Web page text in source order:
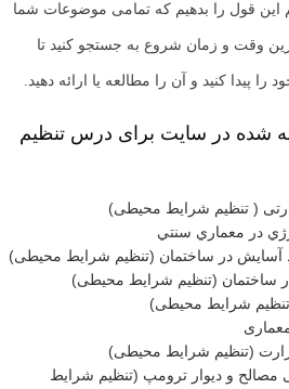
این قول را بدهیم که تمامی موضوعات شما
وقت و زمان شروع به جستجو کنید تا
پیدا کنید و آن را مطالعه یا ارائه دهید.
شده در سایت برای درس تنظیم
( تنظیم شرایط محیطی)
در معماري سنتي
آسایش در ساختمان (تنظیم شرایط محیطی)
در ساختمان (تنظیم شرایط محیطی)
تنظیم شرایط محیطی)
حرارت (تنظیم شرایط محیطی)
مصالح و دیوار ترومپ (تنظیم شرایط